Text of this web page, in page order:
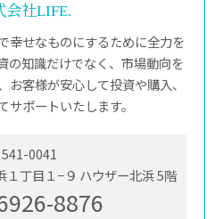
会社LIFE.
幸せなものにするために全力を
の知識だけでなく、市場動向を
客様が安心して投資や購入、
ポートいたします。
541-0041
１丁目１−９ ハウザー北浜 5階
8876